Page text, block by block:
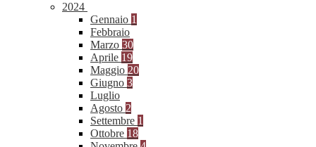
2024
Gennaio 1
Febbraio
Marzo 30
Aprile 19
Maggio 20
Giugno 3
Luglio
Agosto 2
Settembre 1
Ottobre 18